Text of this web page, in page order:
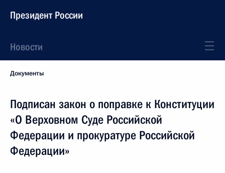
Президент России
Новости
Документы
Подписан закон о поправке к Конституции
«О Верховном Суде Российской
Федерации и прокуратуре Российской
Федерации»